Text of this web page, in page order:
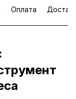
Оплата